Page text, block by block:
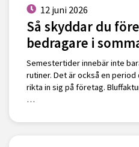
12 juni 2026
Så skyddar du
bedragare i
Semestertider innebär inte
rutiner. Det är också en
rikta in sig på företag.
…